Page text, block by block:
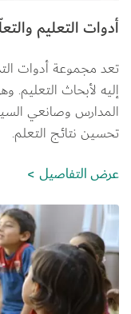
أدوات التعليم
تعد مجموعة أدوات
إليه لأبحاث
المدارس وصانعي
تحسين نتائج التعلم.
عرض التفاصيل
الصورة